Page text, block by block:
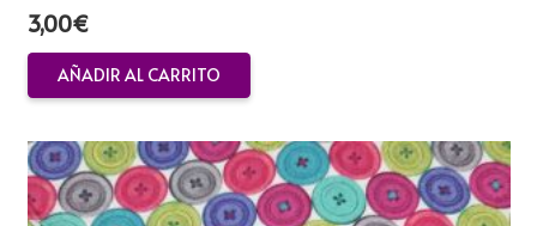
3,00€
AÑADIR AL CARRITO